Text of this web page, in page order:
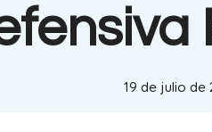
19 de julio de